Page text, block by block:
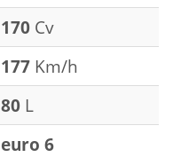
170 Cv
177 Km/h
80 L
euro 6